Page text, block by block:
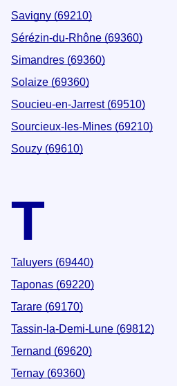
Savigny (69210)
Sérézin-du-Rhône (69360)
Simandres (69360)
Solaize (69360)
Soucieu-en-Jarrest (69510)
Sourcieux-les-Mines (69210)
Souzy (69610)
T
Taluyers (69440)
Taponas (69220)
Tarare (69170)
Tassin-la-Demi-Lune (69812)
Ternand (69620)
Ternay (69360)